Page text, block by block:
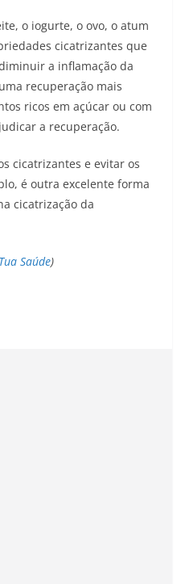
o iogurte, o ovo, o atum
cicatrizantes que
a inflamação da
recuperação mais
ricos em açúcar ou com
a recuperação.
cicatrizantes e evitar os
é outra excelente forma
cicatrização da
Saúde)